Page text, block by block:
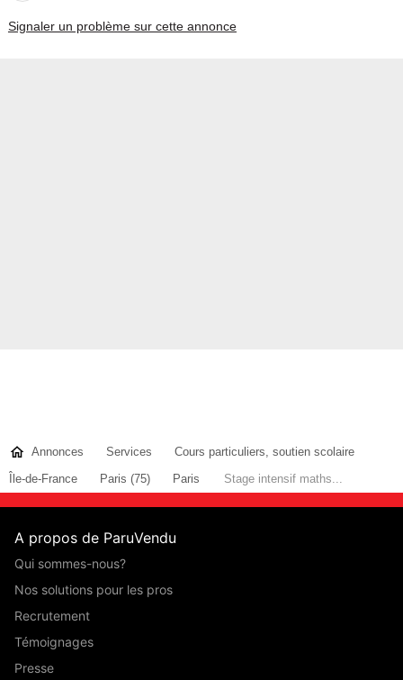
Signaler un problème sur cette annonce
Annonces Services
Cours particuliers, soutien scolaire
Île-de-France
Paris (75) Paris Stage intensif maths...
A propos de ParuVendu
Qui sommes-nous?
Nos solutions pour les pros
Recrutement
Témoignages
Presse